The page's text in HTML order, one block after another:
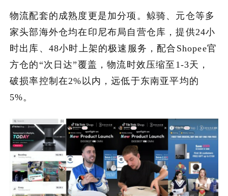
物流配套的成熟度更是加分项。鲸骑、元仓等多
家头部海外仓均在印尼布局自营仓库，提供24小
时出库、48小时上架的极速服务，配合Shopee官
方仓的“次日达”覆盖，物流时效压缩至1-3天，
破损率控制在2%以内，远低于东南亚平均的
5%。